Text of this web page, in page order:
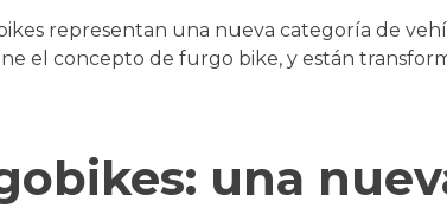
representan una nueva categoría de
el concepto de furgo bike, y están
una